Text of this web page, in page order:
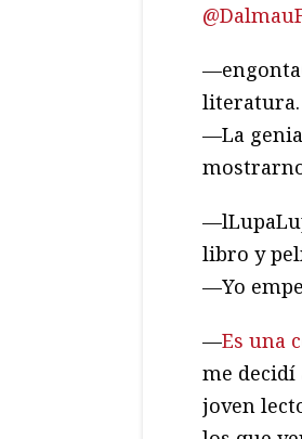
literatura.
—La
libro y
—Yo
—Es una
me decidí
joven